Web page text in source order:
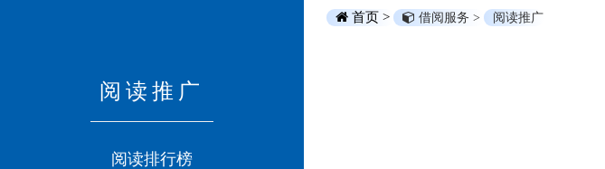
阅读推广
阅读排行榜
首页 > 借阅服务 > 阅读推广